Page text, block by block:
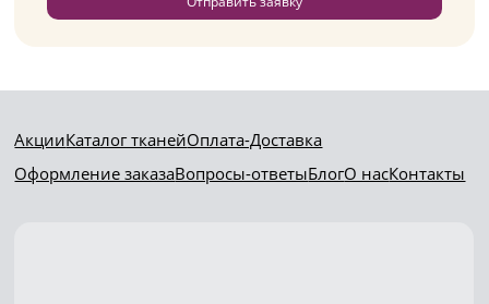
АкцииКаталог тканейОплата-Доставка
Оформление заказаВопросы-ответыБлогО насКонтакты